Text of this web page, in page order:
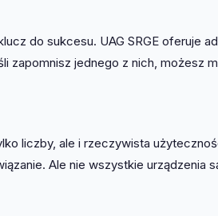
do sukcesu. UAG SRGE oferuje
zapomnisz jednego z nich, możesz
liczby, ale i rzeczywista
Ale nie wszystkie urządzenia